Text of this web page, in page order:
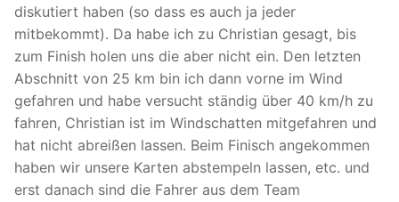
diskutiert haben (so dass es auch ja jeder
mitbekommt). Da habe ich zu Christian gesagt, bis
zum Finish holen uns die aber nicht ein. Den letzten
Abschnitt von 25 km bin ich dann vorne im Wind
gefahren und habe versucht ständig über 40 km/h zu
fahren, Christian ist im Windschatten mitgefahren und
hat nicht abreißen lassen. Beim Finisch angekommen
haben wir unsere Karten abstempeln lassen, etc. und
erst danach sind die Fahrer aus dem Team